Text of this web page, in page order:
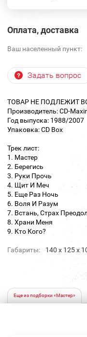
Оплата, доставка
Ваш населенный пункт:
Задать вопрос
ТОВАР НЕ ПОДЛЕЖИТ
Производитель: CD-
Год выпуска: 1988/2007
Упаковка: CD Box
Трек лист:
1. Мастер
2. Берегись
3. Руки Прочь
4. Щит И Меч
5. Еще Раз Ночь
6. Воля И Разум
7. Встань, Страх
8. Храни Меня
9. Кто Кого?
Габариты: 140 х 125 х
Еще из подборки «Мастер»